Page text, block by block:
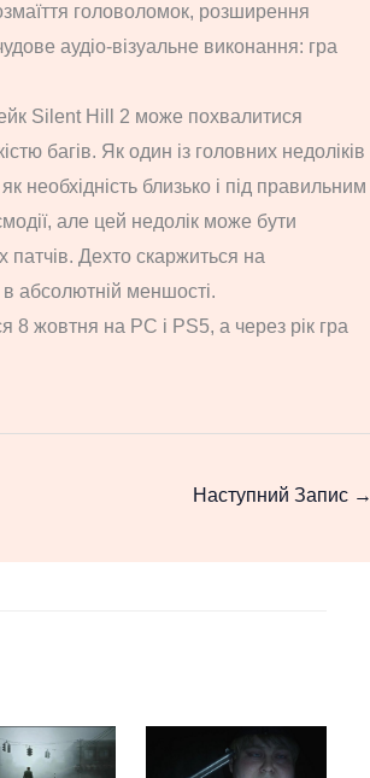
головоломок, розширення
аудіо-візуальне виконання: гра
Silent Hill 2 може похвалитися
багів. Як один із головних недоліків
необхідність близько і під правильним
але цей недолік може бути
Дехто скаржиться на
абсолютній меншості.
8 жовтня на PC і PS5, а через рік гра
Наступний Запис →